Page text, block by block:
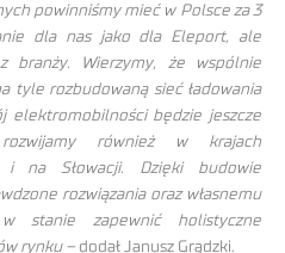
powinniśmy mieć w Polsce za 3
dla nas jako dla Eleport, ale
branży. Wierzymy, że wspólnie
tyle rozbudowaną sieć ładowania
elektromobilności będzie jeszcze
również w krajach
i na Słowacji. Dzięki budowie
rozwiązania oraz własnemu
stanie zapewnić holistyczne
rynku – dodał Janusz Grądzki.